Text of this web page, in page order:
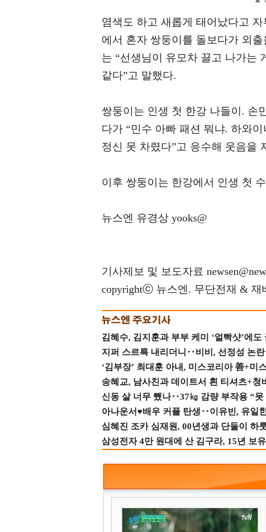
염색도 하고 새롭게 태어났다고
에서 혼자 쌍둥이를 돌보다가 외
는 “선생님이 유모차 끌고 나가는
같다”고 말했다.
쌍둥이는 인생 첫 한강 나들이. 손
다가 “민수 아빠 패션 뭐냐. 하와
정신 못 차렸다”고 응수해 웃음을
이후 쌍둥이는 한강에서 인생 첫
뉴스엔 유경상 yooks@
기사제보 및 보도자료
copyrightⓒ 뉴스엔. 무단전재 & 재
김혜수, 김지훈과 부부 케미 ‘얼빡샷’에도
지퍼 스르륵 내리더니‥비비, 선정성 논
‘김부장’ 최대훈 아내, 미스코리아 善+미
송혜교, 남사친과 데이트서 흰 티셔츠+
신동 살 너무 뺐나‥37㎏ 감량 부작용 “
아나운서♥배우 커플 탄생‥이유빈, 유일
심혜진 조카 심재원, 00년생과 단둘이 하
삼성전자 4만 원대에 산 김구라, 15년 보